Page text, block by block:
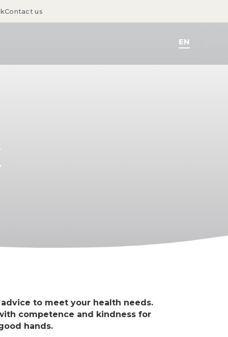
Contact us
EN
to meet your health needs.
competence and kindness for
hands.